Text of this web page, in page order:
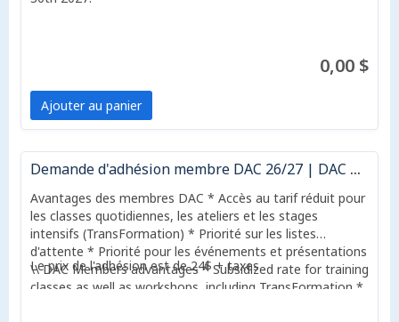
0,00 $
Ajouter au panier
Demande d'adhésion membre DAC 26/27 | DAC Membership application 26/27
Avantages des membres DAC * Accès au tarif réduit pour
les classes quotidiennes, les ateliers et les stages
intensifs (TransFormation) * Priorité sur les listes
d'attente * Priorité pour les événements et présentations
\\ DAC Members advantages * Subsidized rate for training
classes as well as workshops, including TransFormation *
Le prix de l'adhésion est de 24$ + taxes